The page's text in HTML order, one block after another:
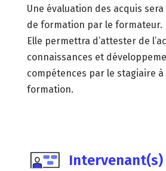
Une évaluation des acquis
de formation par le formateur.
Elle permettra d’attester de
connaissances et
compétences par le stagiaire à
formation.
Intervenant(s)